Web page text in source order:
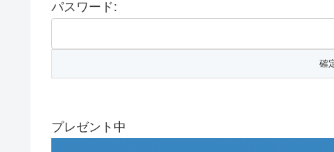
パスワード:
プレゼント中